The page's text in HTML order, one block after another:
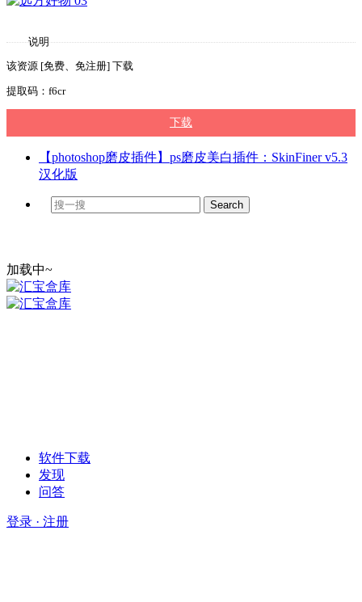
说明
该资源 [免费、免注册] 下载
提取码：f6cr
下载
【photoshop磨皮插件】ps磨皮美白插件：SkinFiner v5.3
汉化版
加载中~
软件下载
发现
问答
登录 · 注册